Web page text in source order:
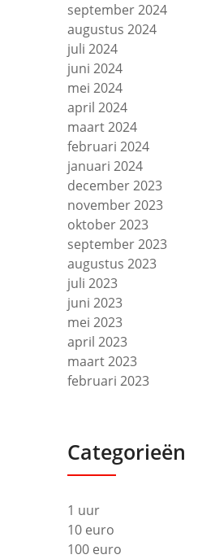
september 2024
augustus 2024
juli 2024
juni 2024
mei 2024
april 2024
maart 2024
februari 2024
januari 2024
december 2023
november 2023
oktober 2023
september 2023
augustus 2023
juli 2023
juni 2023
mei 2023
april 2023
maart 2023
februari 2023
Categorieën
1 uur
10 euro
100 euro